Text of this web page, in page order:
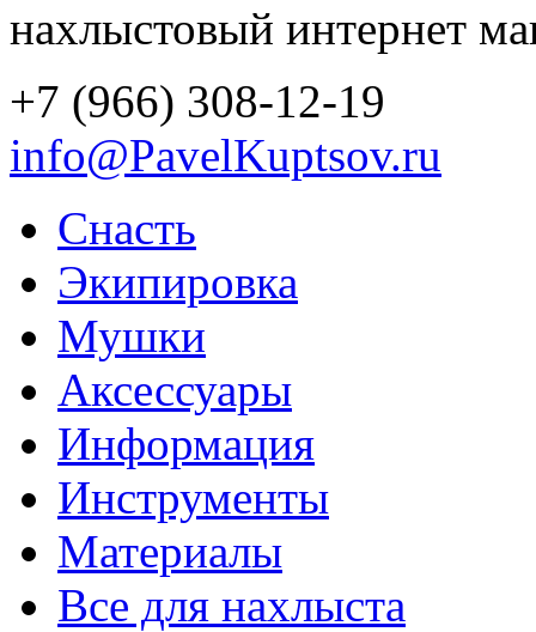
нахлыстовый интернет
+7 (966) 308-12-19
info@PavelKuptsov.ru
Снасть
Экипировка
Мушки
Аксессуары
Информация
Инструменты
Материалы
Все для нахлыста